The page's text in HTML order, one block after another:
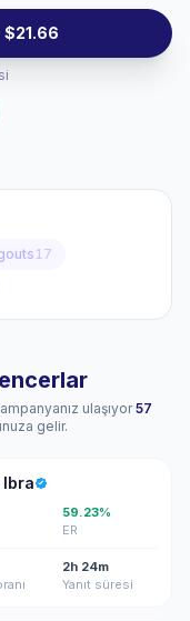
$21.66
17
ulaşıyor57
gelir.
Ibra
59.23%
ER
2h 24m
Yanıt süresi